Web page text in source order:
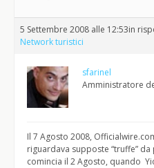
5 Settembre 2008 alle 12:53in
Network turistici
sfarinel
Amministratore
Il 7 Agosto 2008,
riguardava supposte “truffe” da
comincia il 2 Agosto, quando